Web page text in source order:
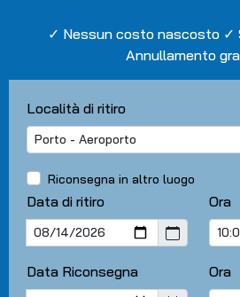
✓ Nessun costo nascosto ✓
Annullamento
Località di ritiro
Riconsegna in altro luogo
Data di ritiro Ora
Data Riconsegna Ora